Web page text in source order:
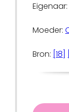
Eigenaar:
Moeder:
Bron: [18]